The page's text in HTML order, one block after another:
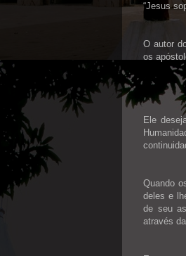
“Jesus
O autor
os
Ele
Quando
deles e
de seu
através